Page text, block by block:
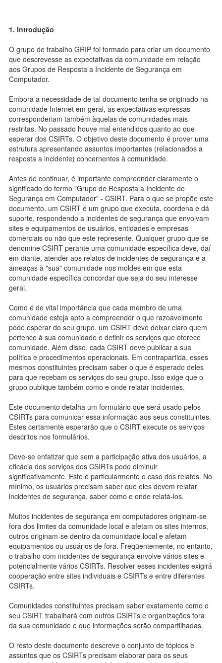
1. Introdução
O grupo de trabalho GRIP foi formado para criar um documento
que descrevesse as expectativas da comunidade em relação
aos Grupos de Resposta a Incidente de Segurança em
Computador.
Embora a necessidade de tal documento tenha se originado na
comunidade Internet em geral, as expectativas expressas
corresponderiam também àquelas de comunidades mais
restritas. No passado houve mal entendidos quanto ao que
esperar dos CSIRTs. O objetivo deste documento é prover uma
estrutura apresentando assuntos importantes (relacionados a
resposta a incidente) concernentes à comunidade.
Antes de continuar, é importante compreender claramente o
significado do termo "Grupo de Resposta a Incidente de
Segurança em Computador" - CSIRT. Para o que se propõe este
documento, um CSIRT é um grupo que executa, coordena e dá
suporte, respondendo a incidentes de segurança que envolvam
sites e equipamentos de usuários, entidades e empresas
comerciais ou não que este represente. Qualquer grupo que se
denomine CSIRT perante uma comunidade específica deve, daí
em diante, atender aos relatos de incidentes de segurança e a
ameaças à "sua" comunidade nos moldes em que esta
comunidade específica concordar que seja do seu interesse
geral.
Como é de vital importância que cada membro de uma
comunidade esteja apto a compreender o que razoavelmente
pode esperar do seu grupo, um CSIRT deve deixar claro quem
pertence à sua comunidade e definir os serviços que oferece
comunidade. Além disso, cada CSIRT deve publicar a sua
política e procedimentos operacionais. Em contrapartida, esses
mesmos constituintes precisam saber o que é esperado deles
para que recebam os serviços do seu grupo. Isso exige que o
grupo publique também como e onde relatar incidentes.
Este documento detalha um formulário que será usado pelos
CSIRTs para comunicar essa informação aos seus constituintes.
Estes certamente esperarão que o CSIRT execute os serviços
descritos nos formulários.
Deve-se enfatizar que sem a participação ativa dos usuários, a
eficácia dos serviços dos CSIRTs pode diminuir
significativamente. Este é particularmente o caso dos relatos. No
mínimo, os usuários precisam saber que eles devem relatar
incidentes de segurança, saber como e onde relatá-los.
Muitos incidentes de segurança em computadores originam-se
fora dos limites da comunidade local e afetam os sites internos,
outros originam-se dentro da comunidade local e afetam
equipamentos ou usuários de fora. Freqüentemente, no entanto,
o trabalho com incidentes de segurança envolve vários sites e
potencialmente vários CSIRTs. Resolver esses incidentes exigirá
cooperação entre sites individuais e CSIRTs e entre diferentes
CSIRTs.
Comunidades constituintes precisam saber exatamente como o
seu CSIRT trabalhará com outros CSIRTs e organizações fora
da sua comunidade e que informações serão compartilhadas.
O resto deste documento descreve o conjunto de tópicos e
assuntos que os CSIRTs precisam elaborar para os seus